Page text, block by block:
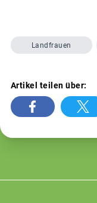
Landfrauen
Artikel teilen über: